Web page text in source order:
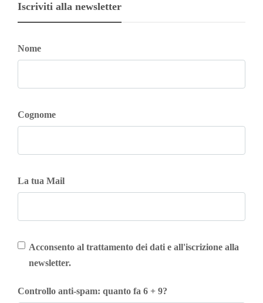
Iscriviti alla newsletter
Nome
Cognome
La tua Mail
Acconsento al trattamento dei dati e all'iscrizione alla
newsletter.
Controllo anti-spam: quanto fa 6 + 9?